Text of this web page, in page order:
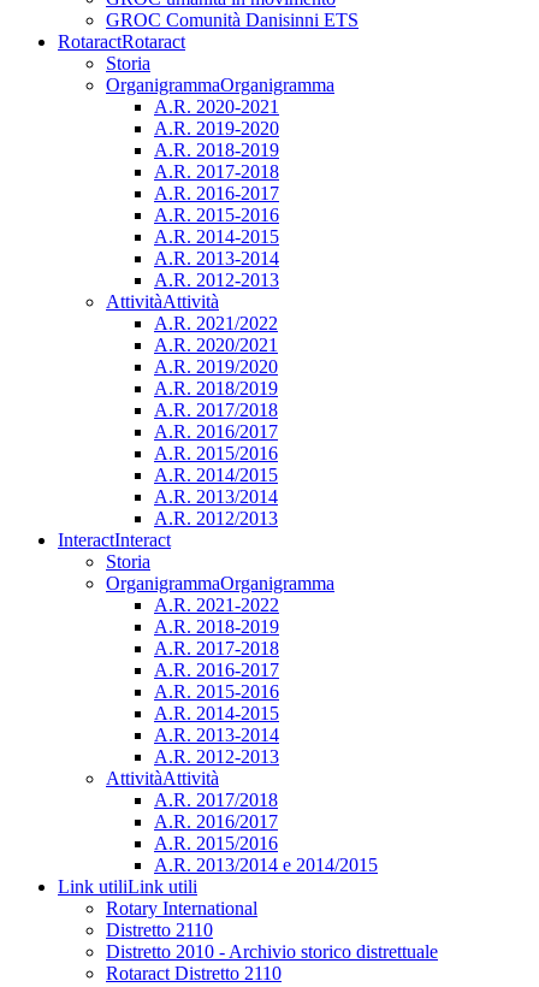
GROC Comunità Danisinni ETS
RotaractRotaract
Storia
OrganigrammaOrganigramma
A.R. 2020-2021
A.R. 2019-2020
A.R. 2018-2019
A.R. 2017-2018
A.R. 2016-2017
A.R. 2015-2016
A.R. 2014-2015
A.R. 2013-2014
A.R. 2012-2013
AttivitàAttività
A.R. 2021/2022
A.R. 2020/2021
A.R. 2019/2020
A.R. 2018/2019
A.R. 2017/2018
A.R. 2016/2017
A.R. 2015/2016
A.R. 2014/2015
A.R. 2013/2014
A.R. 2012/2013
InteractInteract
Storia
OrganigrammaOrganigramma
A.R. 2021-2022
A.R. 2018-2019
A.R. 2017-2018
A.R. 2016-2017
A.R. 2015-2016
A.R. 2014-2015
A.R. 2013-2014
A.R. 2012-2013
AttivitàAttività
A.R. 2017/2018
A.R. 2016/2017
A.R. 2015/2016
A.R. 2013/2014 e 2014/2015
Link utiliLink utili
Rotary International
Distretto 2110
Distretto 2010 - Archivio storico distrettuale
Rotaract Distretto 2110